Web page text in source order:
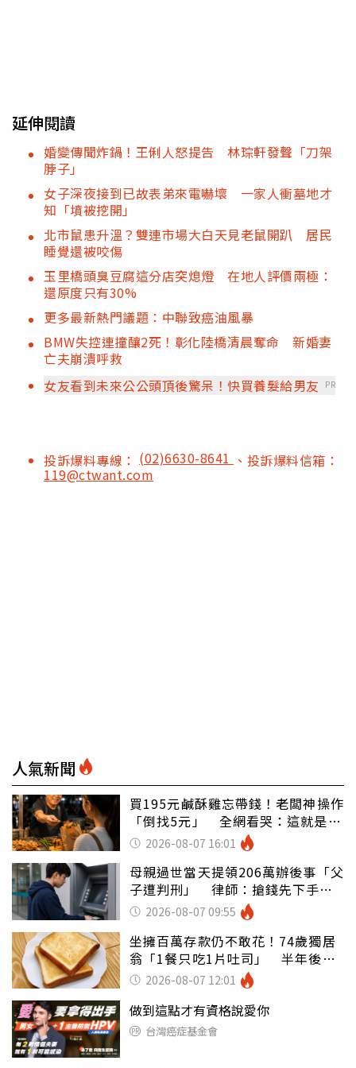
延伸閱讀
婚變傳聞炸鍋！王俐人怒提告 林琮軒發聲「刀架
脖子」
女子深夜接到已故表弟來電嚇壞 一家人衝墓地才
知「墳被挖開」
北市鼠患升溫？雙連市場大白天見老鼠開趴 居民
睡覺還被咬傷
玉里橋頭臭豆腐這分店突熄燈 在地人評價兩極：
還原度只有30%
更多最新熱門議題：中聯致癌油風暴
BMW失控連撞釀2死！彰化陸橋清晨奪命 新婚妻
亡夫崩潰呼救
女友看到未來公公頭頂後驚呆！快買養髮給男友
PR
投訴爆料專線： (02)6630-8641 、投訴爆料信箱：
119@ctwant.com
人氣新聞
買195元鹹酥雞忘帶錢！老闆神操作
「倒找5元」 全網看哭：這就是台
灣 2026-08-07 16:01
母親過世當天提領206萬辦後事「父
子遭判刑」 律師：搶錢先下手是
罪 2026-08-07 09:55
坐擁百萬存款仍不敢花！74歲獨居
翁「1餐只吃1片吐司」 半年後暴
瘦嚇壞女兒
2026-08-07 12:01
做到這點才有資格說愛你
台灣癌症基金會